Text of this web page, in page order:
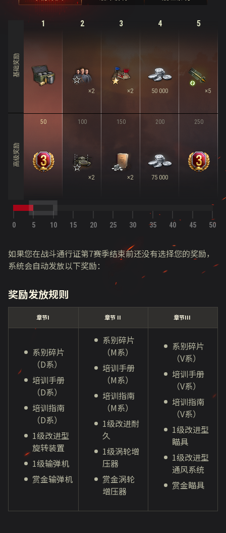
基础奖励
高级奖励
1
50
2
×2
100
×2
3
×2
150
×2
4
50 000
200
75 000
5
×5
250
0 5 10 15 20 25 30 35 40 45 50
如果您在战斗通行证第7赛季结束前还没有选择您的奖励，
系统会自动发放以下奖励：
奖励发放规则
章节I 章节 II 章节III
系别碎片
（D系）
培训手册
（D系）
培训指南
（D系）
1级改进型
旋转装置
1级输弹机
赏金输弹机
系别碎片
（M系）
培训手册
（M系）
培训指南
（M系）
1级改进耐
久
1级涡轮增
压器
赏金涡轮
增压器
系别碎片
（V系）
培训手册
（V系）
培训指南
（V系）
1级改进型
瞄具
1级改进型
通风系统
赏金瞄具